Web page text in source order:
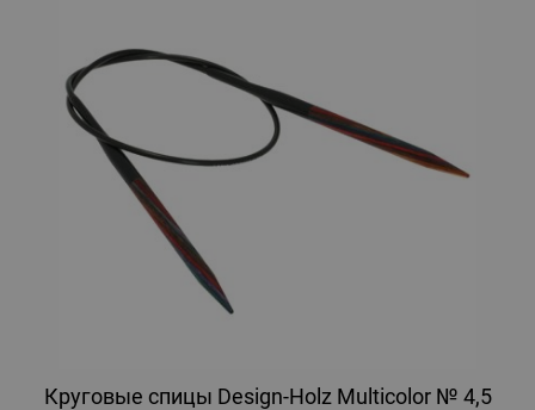
Круговые спицы Design-Holz Multicolor № 4,5